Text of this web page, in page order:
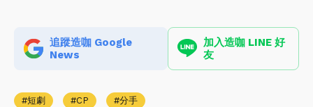
追蹤造咖 Google
News
加入造咖 LINE 好
友
短劇 CP 分手